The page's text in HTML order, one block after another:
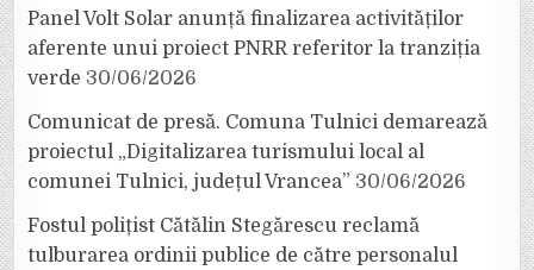
Panel Volt Solar anunță finalizarea activităților
aferente unui proiect PNRR referitor la tranziția
verde 30/06/2026
Comunicat de presă. Comuna Tulnici demarează
proiectul „Digitalizarea turismului local al
comunei Tulnici, județul Vrancea” 30/06/2026
Fostul polițist Cătălin Stegărescu reclamă
tulburarea ordinii publice de către personalul